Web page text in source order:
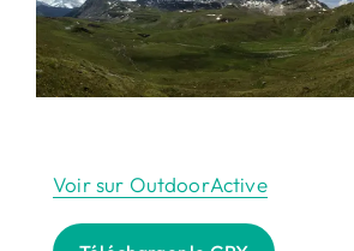
Voir sur OutdoorActive